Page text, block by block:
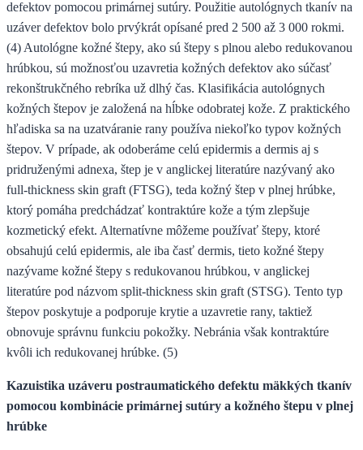
defektov pomocou primárnej sutúry. Použitie autológnych tkanív na
uzáver defektov bolo prvýkrát opísané pred 2 500 až 3 000 rokmi.
(4) Autológne kožné štepy, ako sú štepy s plnou alebo redukovanou
hrúbkou, sú možnosťou uzavretia kožných defektov ako súčasť
rekonštrukčného rebríka už dlhý čas. Klasifikácia autológnych
kožných štepov je založená na hĺbke odobratej kože. Z praktického
hľadiska sa na uzatváranie rany používa niekoľko typov kožných
štepov. V prípade, ak odoberáme celú epidermis a dermis aj s
pridruženými adnexa, štep je v anglickej literatúre nazývaný ako
full-thickness skin graft (FTSG), teda kožný štep v plnej hrúbke,
ktorý pomáha predchádzať kontraktúre kože a tým zlepšuje
kozmetický efekt. Alternatívne môžeme používať štepy, ktoré
obsahujú celú epidermis, ale iba časť dermis, tieto kožné štepy
nazývame kožné štepy s redukovanou hrúbkou, v anglickej
literatúre pod názvom split-thickness skin graft (STSG). Tento typ
štepov poskytuje a podporuje krytie a uzavretie rany, taktiež
obnovuje správnu funkciu pokožky. Nebránia však kontraktúre
kvôli ich redukovanej hrúbke. (5)
Kazuistika uzáveru postraumatického defektu mäkkých tkanív
pomocou kombinácie primárnej sutúry a kožného štepu v plnej
hrúbke